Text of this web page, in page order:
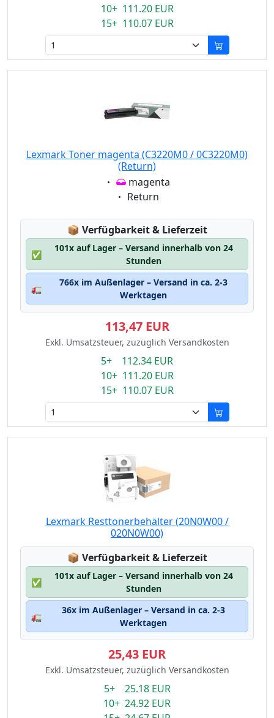
10+ 111.20 EUR
15+ 110.07 EUR
Lexmark Toner magenta (C3220M0 / 0C3220M0)
(Return)
Eigenschaft:
magenta
Eigenschaft:
Return
📦 Lagerstatus:
Verfügbarkeit & Lieferzeit
✅
101x auf Lager – Versand innerhalb von 24
Stunden
🚛
766x im Außenlager – Versand in ca. 2-3
Werktagen
113,47 EUR
Exkl. Umsatzsteuer, zuzüglich Versandkosten
5+ 112.34 EUR
10+ 111.20 EUR
15+ 110.07 EUR
Lexmark Resttonerbehälter (20N0W00 /
020N0W00)
📦 Lagerstatus:
Verfügbarkeit & Lieferzeit
✅
101x auf Lager – Versand innerhalb von 24
Stunden
🚛
36x im Außenlager – Versand in ca. 2-3
Werktagen
25,43 EUR
Exkl. Umsatzsteuer, zuzüglich Versandkosten
5+ 25.18 EUR
10+ 24.92 EUR